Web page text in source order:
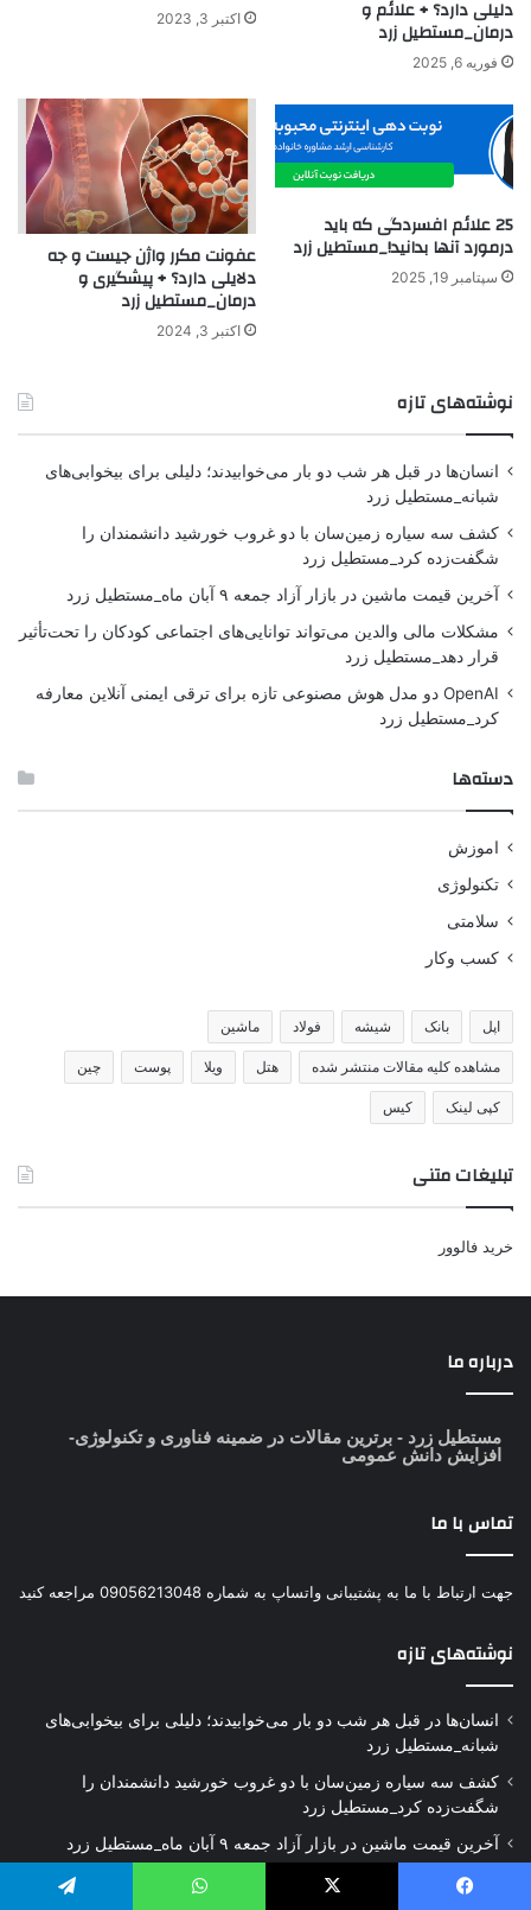
دلیلی دارد؟ + علائم و
درمان_مستطیل زرد
فوریه 6, 2025
اکتبر 3, 2023
25 علائم افسردگی که باید
درمورد آنها بدانید!_مستطیل زرد
سپتامبر 19, 2025
عفونت مکرر واژن جیست و جه
دلایلی دارد؟ + پیشگیری و
درمان_مستطیل زرد
اکتبر 3, 2024
نوشته‌های تازه
انسان‌ها در قبل هر شب دو بار می‌خوابیدند؛ دلیلی برای بیخوابی‌های
شبانه_مستطیل زرد
کشف سه سیاره زمین‌سان با دو غروب خورشید دانشمندان را
شگفت‌زده کرد_مستطیل زرد
آخرین قیمت ماشین در بازار آزاد جمعه ۹ آبان ماه_مستطیل زرد
مشکلات مالی والدین می‌تواند توانایی‌های اجتماعی کودکان را تحت‌تأثیر
قرار دهد_مستطیل زرد
OpenAI دو مدل هوش مصنوعی تازه برای ترقی ایمنی آنلاین معارفه
کرد_مستطیل زرد
دسته‌ها
اموزش
تکنولوژی
سلامتی
کسب وکار
اپل بانک شیشه فولاد ماشین
مشاهده کلیه مقالات منتشر شده هتل ویلا پوست چین
کپی لینک کیس
تبلیغات متنی
خرید فالوور
درباره ما
مستطیل زرد - برترین مقالات در ضمینه فناوری و تکنولوژی-
افزایش دانش عمومی
تماس با ما
جهت ارتباط با ما به پشتیبانی واتساپ به شماره 09056213048 مراجعه کنید
نوشته‌های تازه
انسان‌ها در قبل هر شب دو بار می‌خوابیدند؛ دلیلی برای بیخوابی‌های
شبانه_مستطیل زرد
کشف سه سیاره زمین‌سان با دو غروب خورشید دانشمندان را
شگفت‌زده کرد_مستطیل زرد
آخرین قیمت ماشین در بازار آزاد جمعه ۹ آبان ماه_مستطیل زرد
مشکلات مالی والدین می‌تواند توانایی‌های اجتماعی کودکان را تحت‌تأثیر